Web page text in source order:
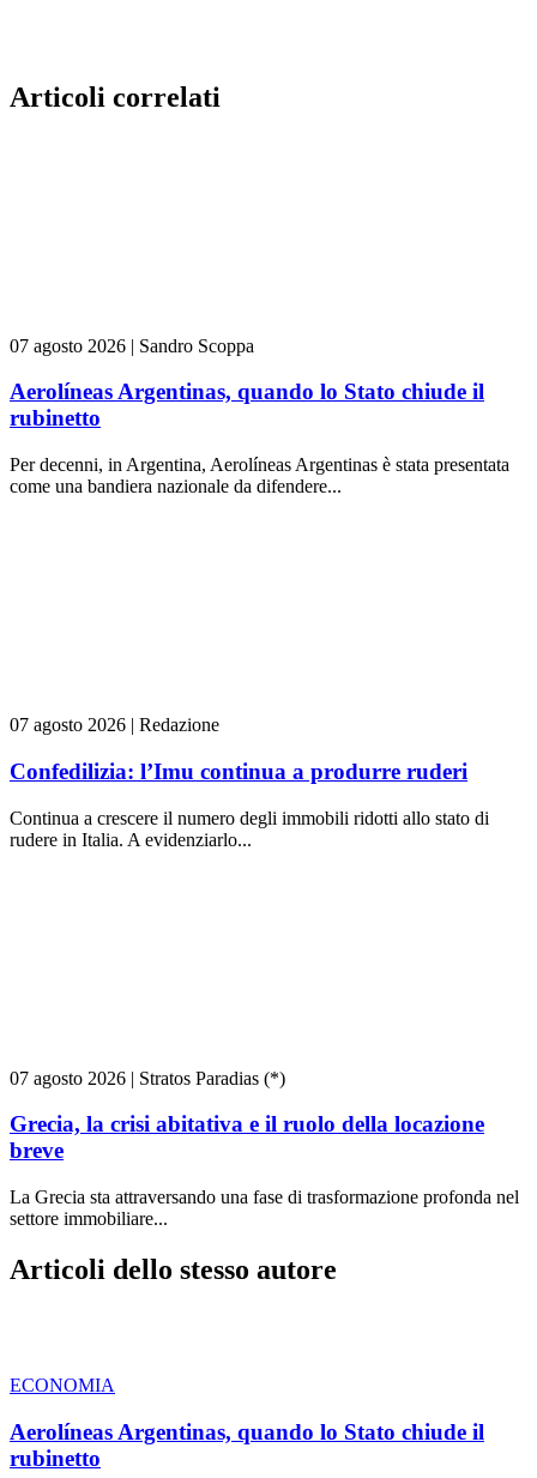
Articoli correlati
07 agosto 2026 | Sandro Scoppa
Aerolíneas Argentinas, quando lo Stato chiude il
rubinetto
Per decenni, in Argentina, Aerolíneas Argentinas è stata presentata
come una bandiera nazionale da difendere...
07 agosto 2026 | Redazione
Confedilizia: l’Imu continua a produrre ruderi
Continua a crescere il numero degli immobili ridotti allo stato di
rudere in Italia. A evidenziarlo...
07 agosto 2026 | Stratos Paradias (*)
Grecia, la crisi abitativa e il ruolo della locazione
breve
La Grecia sta attraversando una fase di trasformazione profonda nel
settore immobiliare...
Articoli dello stesso autore
ECONOMIA
Aerolíneas Argentinas, quando lo Stato chiude il
rubinetto